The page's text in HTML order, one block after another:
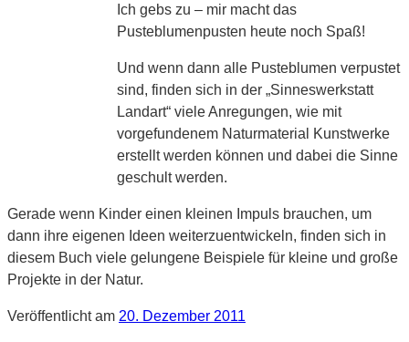
Ich gebs zu – mir macht das
Pusteblumenpusten heute noch Spaß!
Und wenn dann alle Pusteblumen verpustet
sind, finden sich in der „Sinneswerkstatt
Landart“ viele Anregungen, wie mit
vorgefundenem Naturmaterial Kunstwerke
erstellt werden können und dabei die Sinne
geschult werden.
Gerade wenn Kinder einen kleinen Impuls brauchen, um
dann ihre eigenen Ideen weiterzuentwickeln, finden sich in
diesem Buch viele gelungene Beispiele für kleine und große
Projekte in der Natur.
Veröffentlicht am 20. Dezember 2011